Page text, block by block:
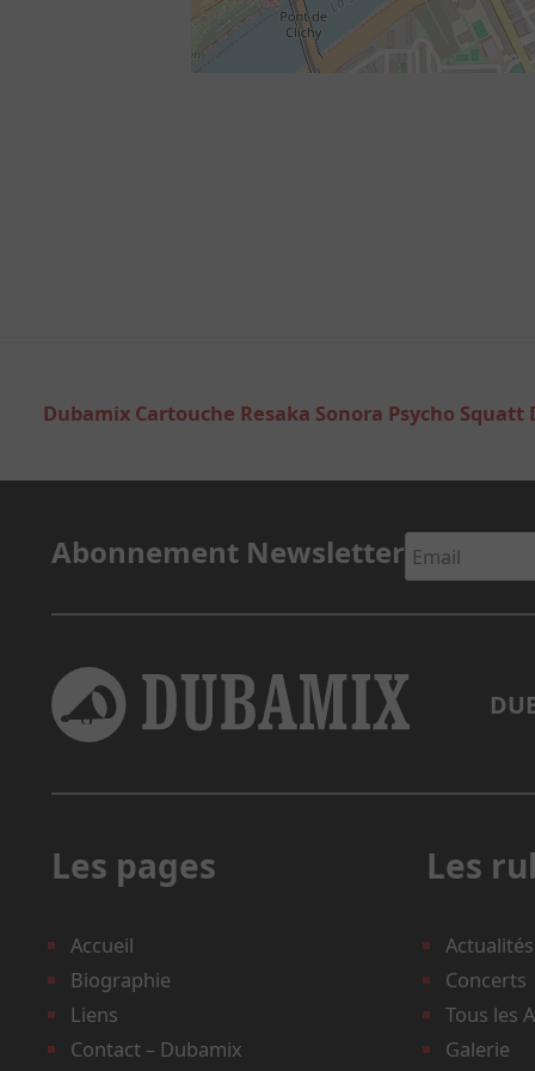
Dubamix Cartouche Resaka Sonora Psycho Squatt
Abonnement Newsletter
Les pages
Accueil
Biographie
Liens
Contact – Dubamix
Les
Actualités
Concerts
Tous les
Galerie